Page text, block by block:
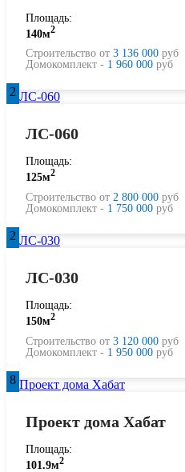
Площадь:
140м2
Строительство от 3 136 000 руб
Домокомплект - 1 960 000 руб
2
ЛС-060
Площадь:
125м2
Строительство от 2 800 000 руб
Домокомплект - 1 750 000 руб
2
ЛС-030
Площадь:
150м2
Строительство от 3 120 000 руб
Домокомплект - 1 950 000 руб
8
Проект дома Хабат
Площадь:
101.9м2